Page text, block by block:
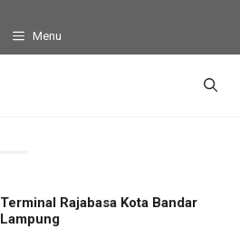
Menu
Terminal Rajabasa Kota Bandar
Lampung